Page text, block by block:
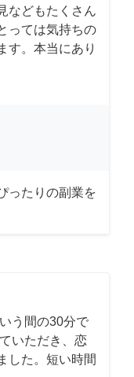
などもたくさん
っては気持ちの
す。本当にあり
ったりの副業を
う間の30分で
いただき、恋
した。短い時間